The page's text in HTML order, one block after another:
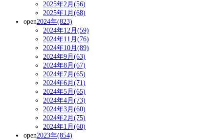
2025年2月(56)
2025年1月(68)
open2024年(823)
2024年12月(59)
2024年11月(76)
2024年10月(89)
2024年9月(63)
2024年8月(67)
2024年7月(65)
2024年6月(71)
2024年5月(65)
2024年4月(73)
2024年3月(60)
2024年2月(75)
2024年1月(60)
open2023年(854)